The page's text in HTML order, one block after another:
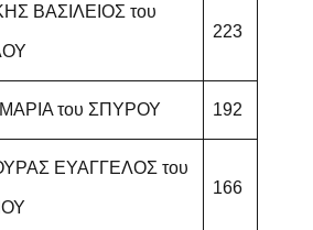
ΒΑΣΙΛΕΙΟΣ του
223
ΜΑΡΙΑ του ΣΠΥΡΟΥ 192
ΕΥΑΓΓΕΛΟΣ του
166